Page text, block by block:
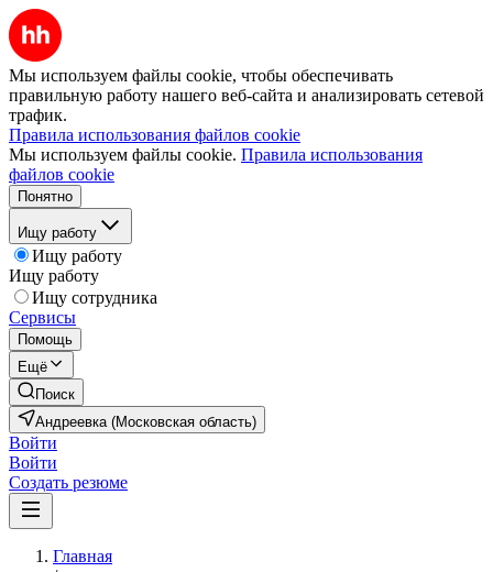
Мы используем файлы cookie, чтобы обеспечивать
правильную работу нашего веб-сайта и анализировать сетевой
трафик.
Правила использования файлов cookie
Мы используем файлы cookie. Правила использования
файлов cookie
Понятно
Ищу работу
Ищу работу
Ищу работу
Ищу сотрудника
Сервисы
Помощь
Ещё
Поиск
Андреевка (Московская область)
Войти
Войти
Создать резюме
Главная